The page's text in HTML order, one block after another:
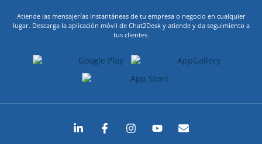
Atiende las mensajerías instantáneas de tu empresa o negocio en cualquier
lugar. Descarga la aplicación móvil de Chat2Desk y atiende y da seguimiento a
tus clientes.